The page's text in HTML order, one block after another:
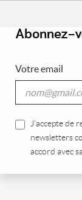
Abonnez-
Votre email
J’accepte
newsletters
accord avec sa